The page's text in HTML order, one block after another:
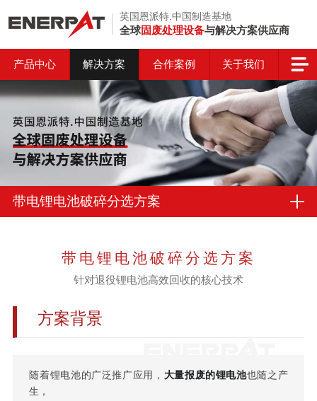
英国恩派特.中国制造基地
全球固废处理设备与解决方案供应商
产品中心 解决方案 合作案例 关于我们
带电锂电池破碎分选方案
带电锂电池破碎分选方案
针对退役锂电池高效回收的核心技术
方案背景
随着锂电池的广泛推广应用， 大量报废的锂电池也随之产
生，